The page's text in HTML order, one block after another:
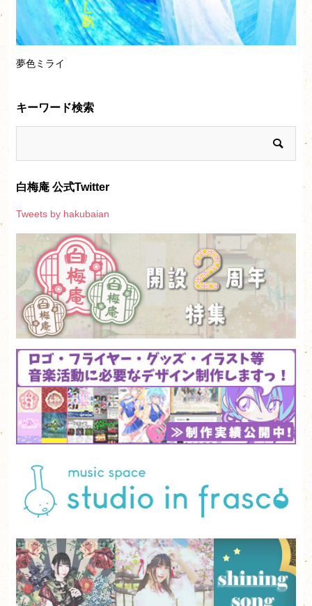
夢色ミライ
キーワード検索
白梅庵 公式Twitter
Tweets by hakubaian